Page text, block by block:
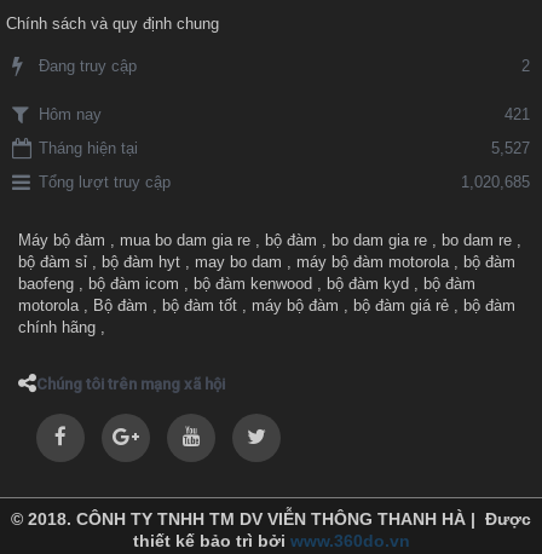
Chính sách và quy định chung
Đang truy cập 2
Hôm nay
421
Tháng hiện tại
5,527
Tổng lượt truy cập
1,020,685
Máy bộ đàm , mua bo dam gia re , bộ đàm , bo dam gia re , bo dam re ,
bộ đàm sỉ , bộ đàm hyt , may bo dam , máy bộ đàm motorola, bộ đàm
baofeng , bộ đàm icom , bộ đàm kenwood , bộ đàm kyd , bộ đàm
motorola, Bộ đàm , bộ đàm tốt , máy bộ đàm , bộ đàm giá rẻ , bộ đàm
chính hãng ,
Chúng tôi trên mạng xã hội
© 2018. CÔNH TY TNHH TM DV VIỄN THÔNG THANH HÀ | Được
thiết kế bảo trì bởi www.360do.vn